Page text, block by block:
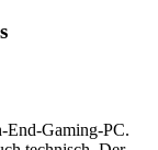
End-Gaming-PC.